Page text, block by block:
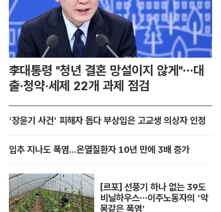
李대통령 "청년 결혼 망설이지 않게"…대
출·청약·세제 22개 과제 점검
'장윤기 사건' 피해자 돕다 부상입은 고교생 의상자 인정
입추 지나도 폭염...온열질환자 10년 만에 3배 증가
[르포] 선풍기 하나 없는 39도
비닐하우스…이주노동자의 '악
몽같은 폭염'